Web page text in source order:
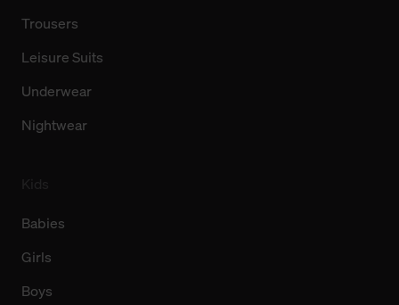
Trousers
Leisure Suits
Underwear
Nightwear
Babies
Girls
Boys